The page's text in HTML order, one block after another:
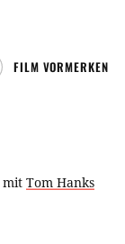
FILM VORMERKEN
mit Tom Hanks